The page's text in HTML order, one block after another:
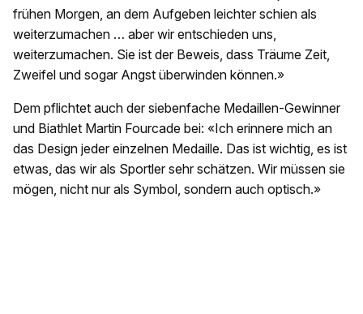
frühen Morgen, an dem Aufgeben leichter schien als
weiterzumachen … aber wir entschieden uns,
weiterzumachen. Sie ist der Beweis, dass Träume Zeit,
Zweifel und sogar Angst überwinden können.»
Dem pflichtet auch der siebenfache Medaillen-Gewinner
und Biathlet Martin Fourcade bei: «Ich erinnere mich an
das Design jeder einzelnen Medaille. Das ist wichtig, es ist
etwas, das wir als Sportler sehr schätzen. Wir müssen sie
mögen, nicht nur als Symbol, sondern auch optisch.»